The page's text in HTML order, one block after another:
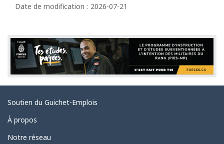
é
a
i
l
s
e
l
a
Date de modification : 2026-07-21
Liens
connexes
Soutien du Guichet-Emplois
À propos
Notre réseau